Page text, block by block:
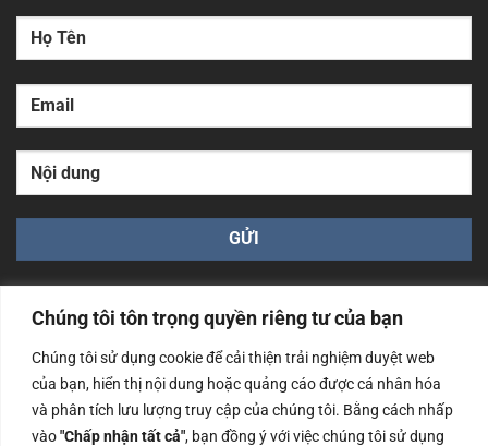
Chúng tôi tôn trọng quyền riêng tư của bạn
Chúng tôi sử dụng cookie để cải thiện trải nghiệm duyệt web
của bạn, hiển thị nội dung hoặc quảng cáo được cá nhân hóa
và phân tích lưu lượng truy cập của chúng tôi. Bằng cách nhấp
vào"Chấp nhận tất cả", bạn đồng ý với việc chúng tôi sử dụng
Công ty TNHH Nam Bình Xương - Số ĐKKD: 0108783483
cấp ngày 14/06/2019 bởi Sở Kế Hoạch và Đầu Tư Tp. Hà
Nội